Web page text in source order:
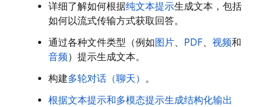
详细了解如何根据纯文本提示生成文本，包括
如何以流式传输方式获取回答。
通过各种文件类型（例如图片、 PDF、 视频和
音频）提示生成文本。
构建多轮对话（聊天） 。
根据文本提示和多模态提示生成结构化输出